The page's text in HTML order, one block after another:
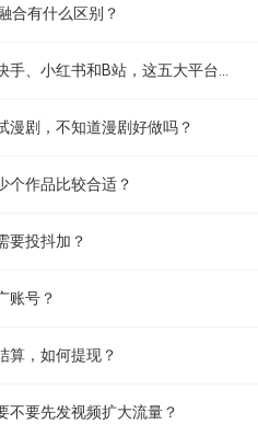
合有什么区别？
漫剧，不知道漫剧好做吗？
个作品比较合适？
要投抖加？
账号？
算，如何提现？
不要先发视频扩大流量？